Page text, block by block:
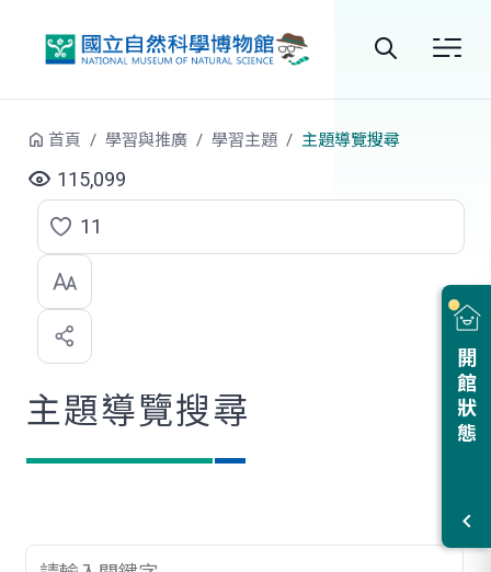
站
尋
開館狀態
首頁 學習與推廣 學習主題 主題導覽搜尋
115,099
點
選
喜
歡
11
主題導覽搜尋
查詢關鍵字